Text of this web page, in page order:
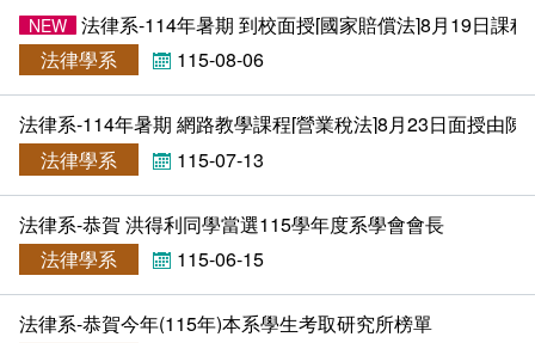
課程列表
畢業學分配置
課程地圖
課程地圖主頁
升學方向
就業方向
活動花絮
奬助學金一覽表
組織章程
字NEW 法律系-114年暑期 到校面授[國家賠償法]8月19日課
法律學系
115-08-06
法律系-114年暑期 網路教學課程[營業稅法]8月23日面授由陳
法律學系
115-07-13
法律系-恭賀 洪得利同學當選115學年度系學會會長
法律學系
115-06-15
法律系-恭賀今年(115年)本系學生考取研究所榜單